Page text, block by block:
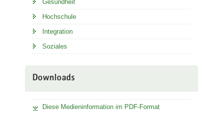
Gesundheit
Hochschule
Integration
Soziales
Downloads
Diese Medieninformation im PDF-Format